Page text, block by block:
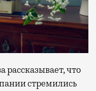
рассказывает, что
стремились